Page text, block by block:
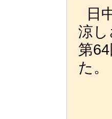
日
涼
第
た。